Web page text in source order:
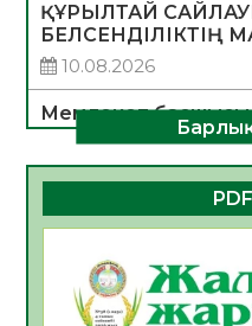
ҚҰРЫЛТАЙ
БЕЛСЕНДІЛІКТІҢ
10.08.2026
Мемлекет
Тоқаевтың Абай
10.08.2026
«Жастар және заң
10.08.2026
Өңірде «Кең дала-